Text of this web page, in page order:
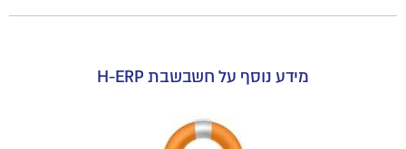
מידע נוסף על חשבשבת H-ERP